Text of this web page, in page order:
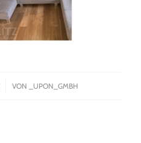
VON _UPON_GMBH